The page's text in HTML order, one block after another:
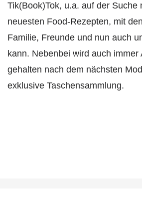
Tik(Book)Tok, u.a. auf der Suche
neuesten Food-Rezepten, mit
Familie, Freunde und nun auch
kann. Nebenbei wird auch immer
gehalten nach dem nächsten
exklusive Taschensammlung.